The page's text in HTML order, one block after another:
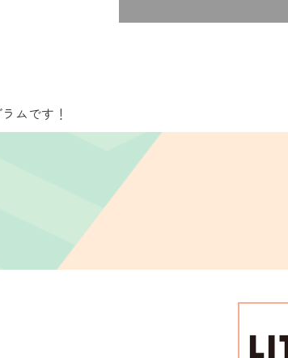
ムです！